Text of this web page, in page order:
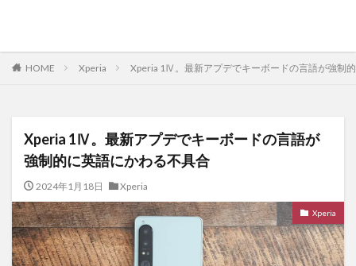
HOME Xperia Xperia 1Ⅳ。最新アプデでキーボードの言語が強制
Xperia 1Ⅳ。最新アプデでキーボードの言語が
強制的に英語にかわる不具合
2024年1月18日 Xperia
Xperia